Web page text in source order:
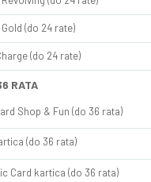
(do 24 rate)
(do 24 rate)
RATA
Shop & Fun (do 36 rata)
(do 36 rata)
Card kartica (do 36 rata)